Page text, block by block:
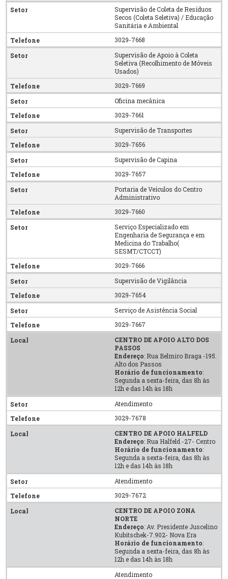
Supervisão de Coleta de Resíduos
Secos (Coleta Seletiva) / Educação
Sanitária e Ambiental
3029-7668
Supervisão de Apoio à Coleta
Seletiva (Recolhimento de Móveis
Usados)
3029-7669
Oficina mecânica
3029-7661
Supervisão de Transportes
3029-7656
Supervisão de Capina
3029-7657
Portaria de Veículos do Centro
Administrativo
3029-7660
Serviço Especializado em
Engenharia de Segurança e em
Medicina do Trabalho(
SESMT/CTCCT)
3029-7666
Supervisão de Vigilância
3029-7654
Serviço de Asistência Social
3029-7667
CENTRO DE APOIO ALTO DOS
PASSOS
Endereço: Rua Belmiro Braga -195.
Alto dos Passos
Horário de funcionamento:
Segunda a sexta-feira, das 8h às
12h e das 14h às 18h
Atendimento
3029-7678
CENTRO DE APOIO HALFELD
Endereço: Rua Halfeld -27- Centro
Horário de funcionamento:
Segunda a sexta-feira, das 8h às
12h e das 14h às 18h
Atendimento
3029-7672
CENTRO DE APOIO ZONA
NORTE
Endereço: Av. Presidente Juscelino
Kubitschek-7.902- Nova Era
Horário de funcionamento:
Segunda a sexta-feira, das 8h às
12h e das 14h às 18h
Atendimento